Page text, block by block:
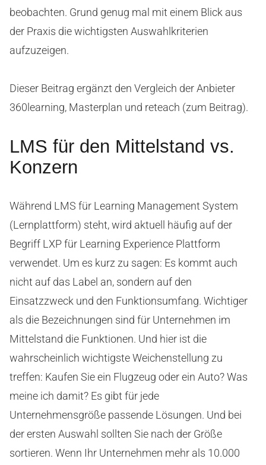
beobachten. Grund genug mal mit einem Blick aus
der Praxis die wichtigsten Auswahlkriterien
aufzuzeigen.
Dieser Beitrag ergänzt den Vergleich der Anbieter
360learning, Masterplan und reteach (zum Beitrag).
LMS für den Mittelstand vs.
Konzern
Während LMS für Learning Management System
(Lernplattform) steht, wird aktuell häufig auf der
Begriff LXP für Learning Experience Plattform
verwendet. Um es kurz zu sagen: Es kommt auch
nicht auf das Label an, sondern auf den
Einsatzzweck und den Funktionsumfang. Wichtiger
als die Bezeichnungen sind für Unternehmen im
Mittelstand die Funktionen. Und hier ist die
wahrscheinlich wichtigste Weichenstellung zu
treffen: Kaufen Sie ein Flugzeug oder ein Auto? Was
meine ich damit? Es gibt für jede
Unternehmensgröße passende Lösungen. Und bei
der ersten Auswahl sollten Sie nach der Größe
sortieren. Wenn Ihr Unternehmen mehr als 10.000